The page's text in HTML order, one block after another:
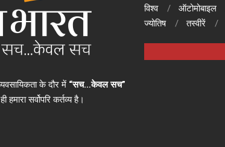
के दौर में “सच…केवल सच”
सर्वोपरि कर्तव्य है।
विश्व
ऑटोमोबाइल
ज्योतिष
तस्वीरें